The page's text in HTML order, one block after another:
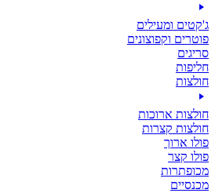
ג'קטים ומעילים
פוטרים וקפוצונים
סריגים
חליפות
חולצות
חולצות ארוכות
חולצות קצרות
פולו ארוך
פולו קצר
מכופתרות
מכנסיים